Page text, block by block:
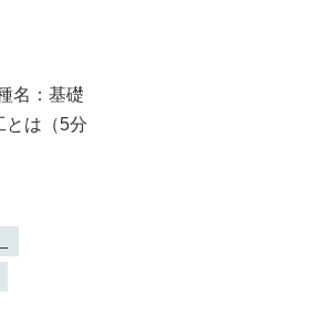
名：基礎
とは（5分